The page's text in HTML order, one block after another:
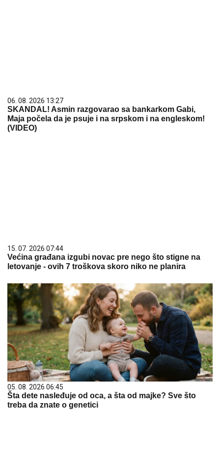
06. 08. 2026 13:27
SKANDAL! Asmin razgovarao sa bankarkom Gabi,
Maja počela da je psuje i na srpskom i na engleskom!
(VIDEO)
15. 07. 2026 07:44
Većina građana izgubi novac pre nego što stigne na
letovanje - ovih 7 troškova skoro niko ne planira
05. 08. 2026 06:45
Šta dete nasleđuje od oca, a šta od majke? Sve što
treba da znate o genetici